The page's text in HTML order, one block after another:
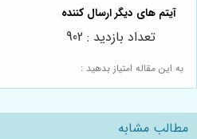
به این مقاله امتیاز بدهید :
تعداد بازدید : 902
مطالب مشابه